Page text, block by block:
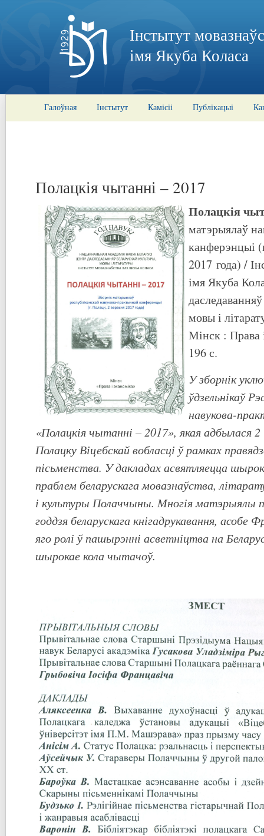
Інстытут
імя Якуба Коласа
Галоўная Інстытут Камісіі Публікацыі
Полацкія чытанні – 2017
Полацкія
матэрыялаў
канферэнцыі
2017 года) /
імя Якуба
мовы і
Мінск : Права
196 с.
У зборнік
ўдзельнікаў
навукова-
«Полацкія чытанні – 2017», якая адбылася
Полацку Віцебскай вобласці ў рамках
пісьменства. У дакладах асвятляецца
праблем беларускага мовазнаўства,
і культуры Полаччыны. Многія матэрыялы
годдзя беларускага кнігадрукавання, асобе
яго ролі ў пашырэнні асветніцтва на
шырокае кола чытачоў.